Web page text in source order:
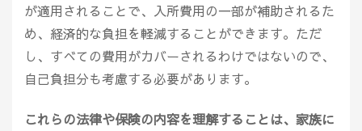
が適用されることで、入所費用の一部が補助されるた
め、経済的な負担を軽減することができます。ただ
し、すべての費用がカバーされるわけではないので、
自己負担分も考慮する必要があります。
これらの法律や保険の内容を理解することは、家族に